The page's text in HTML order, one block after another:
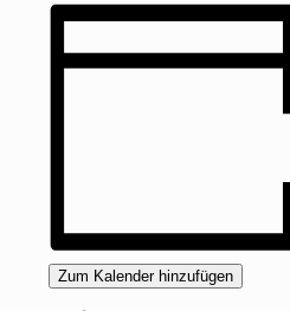
Zum Kalender hinzufügen